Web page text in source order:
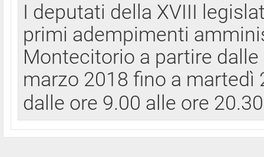
I deputati della XVIII
primi adempimenti
Montecitorio a partire
marzo 2018 fino a
dalle ore 9.00 alle ore